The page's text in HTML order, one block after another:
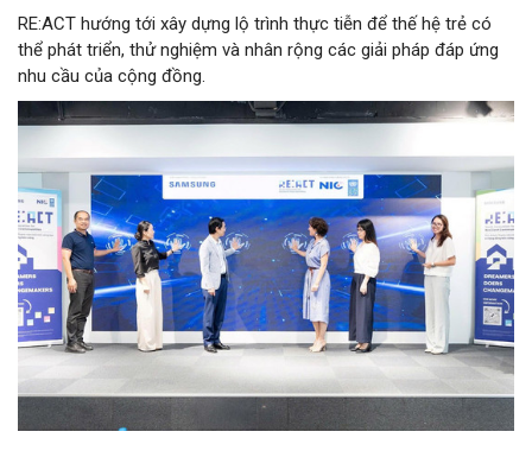
RE:ACT hướng tới xây dựng lộ trình thực tiễn để thế hệ trẻ có
thể phát triển, thử nghiệm và nhân rộng các giải pháp đáp ứng
nhu cầu của cộng đồng.